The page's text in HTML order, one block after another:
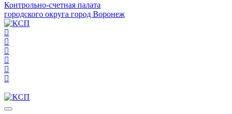
Контрольно-счетная палата
городского округа город Воронеж